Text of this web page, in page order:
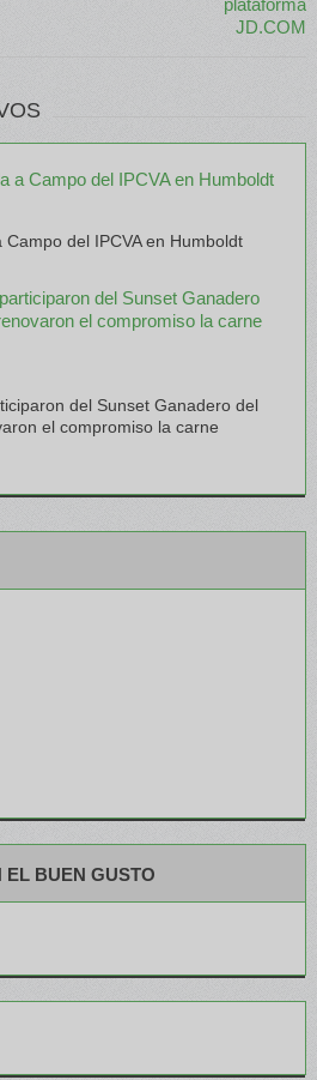
del IPCVA en Humboldt
del Sunset Ganadero del
el compromiso la carne
EL BUEN GUSTO